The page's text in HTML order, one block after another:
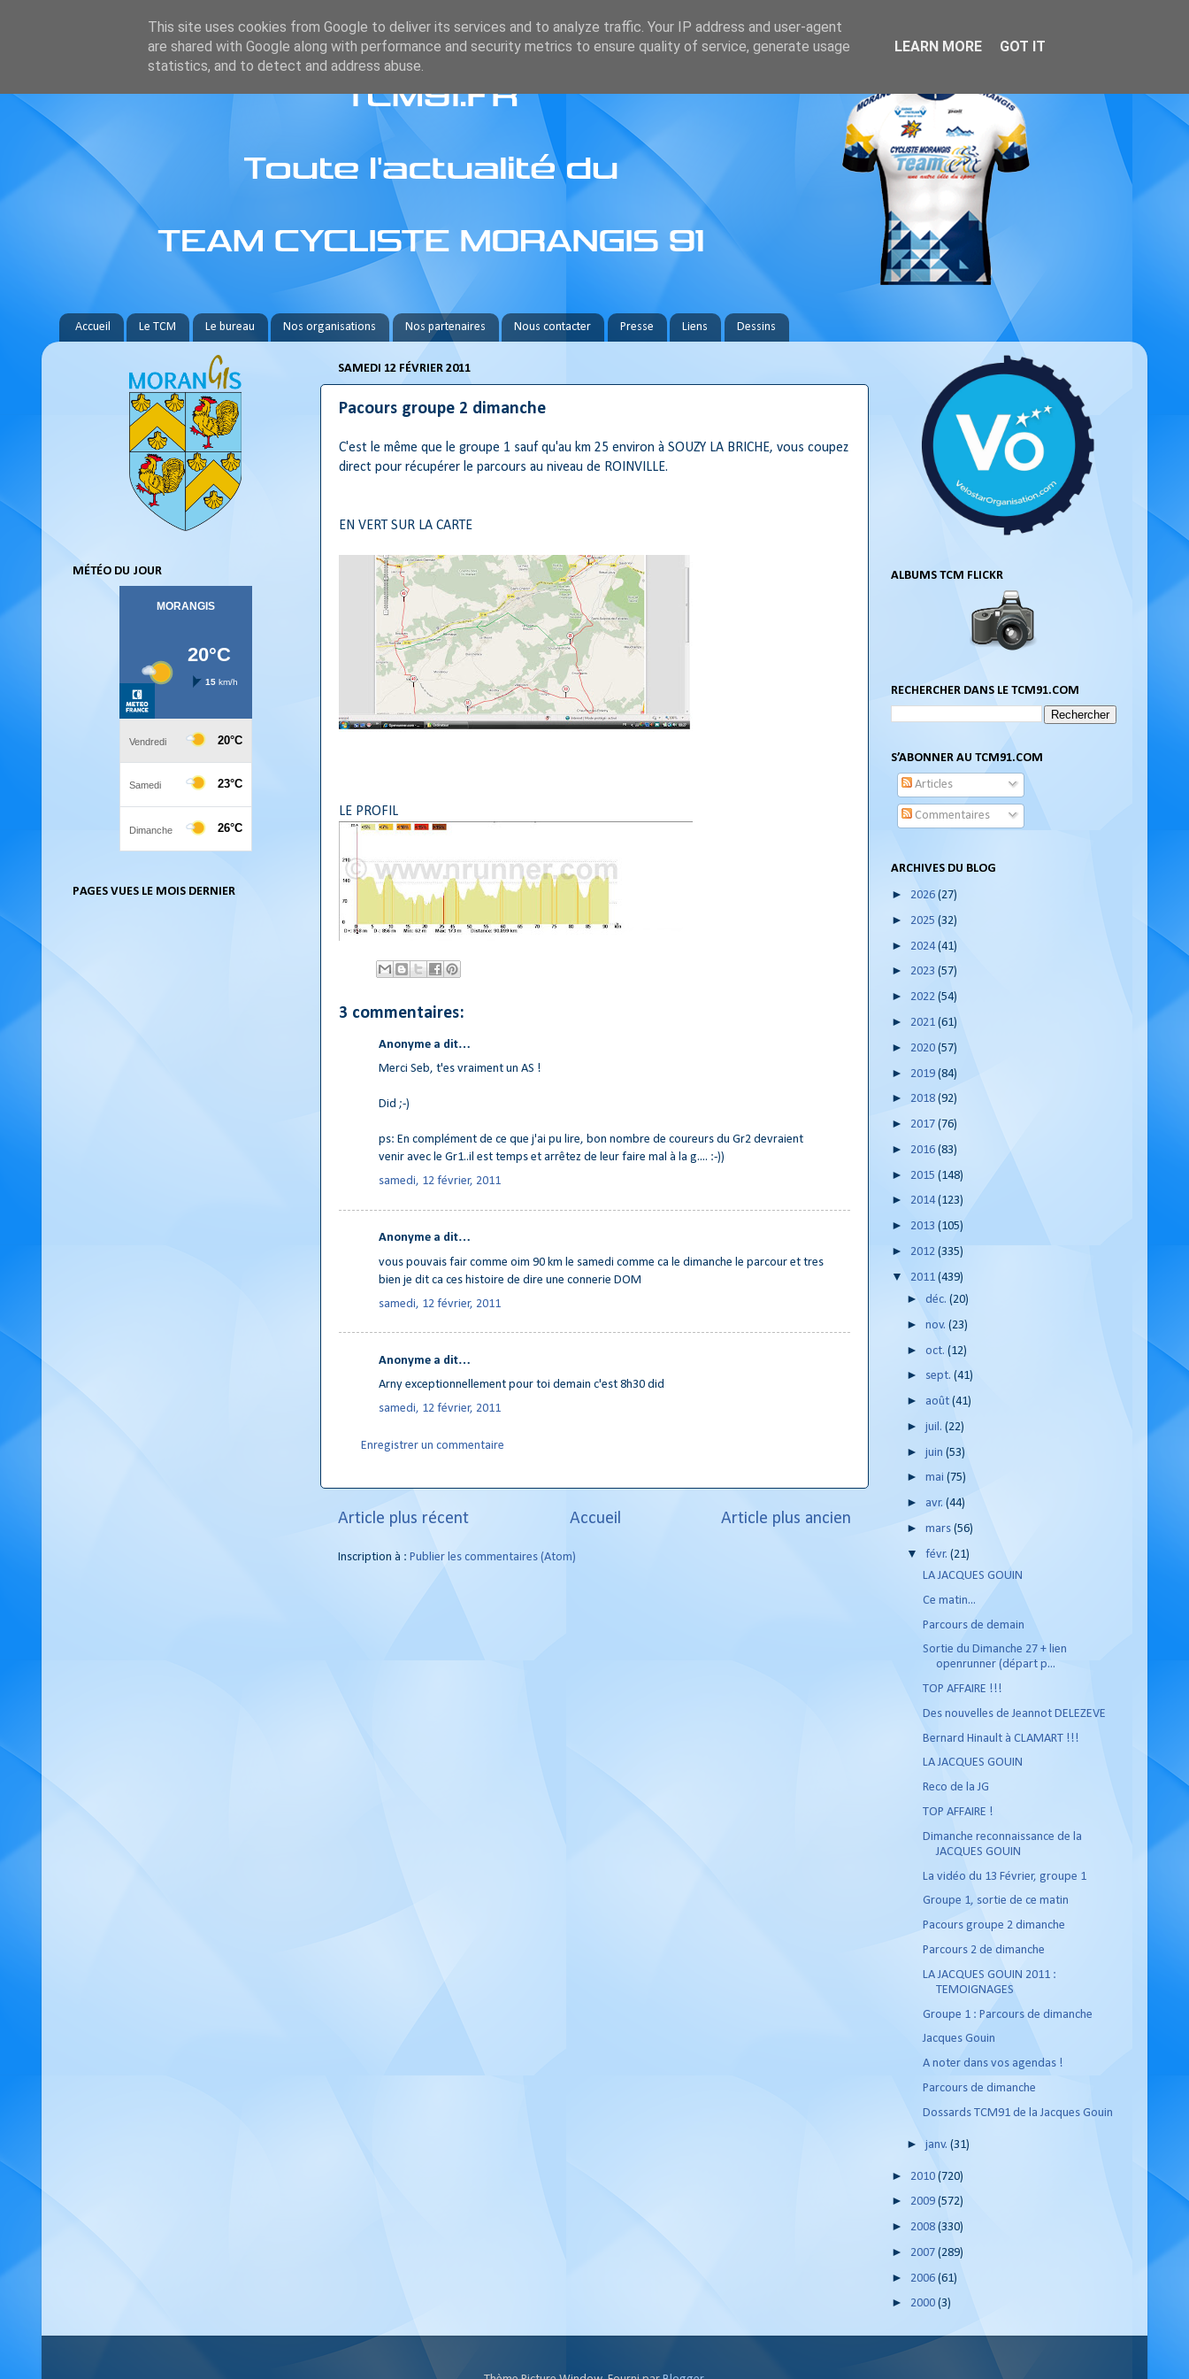
Accueil Le TCM Le bureau Nos organisations Nos partenaires Nous contacter Presse Liens Dessins
SAMEDI 12 FÉVRIER 2011
Pacours groupe 2 dimanche
C'est le même que le groupe 1 sauf qu'au km 25 environ à SOUZY LA BRICHE, vous coupez
direct pour récupérer le parcours au niveau de ROINVILLE.
EN VERT SUR LA CARTE
LE PROFIL
3 commentaires:
Anonyme a dit…
Merci Seb, t'es vraiment un AS !
Did ;-)
ps: En complément de ce que j'ai pu lire, bon nombre de coureurs du Gr2 devraient
venir avec le Gr1..il est temps et arrêtez de leur faire mal à la g.... :-))
samedi, 12 février, 2011
Anonyme a dit…
vous pouvais fair comme oim 90 km le samedi comme ca le dimanche le parcour et tres
bien je dit ca ces histoire de dire une connerie DOM
samedi, 12 février, 2011
Anonyme a dit…
Arny exceptionnellement pour toi demain c'est 8h30 did
samedi, 12 février, 2011
Enregistrer un commentaire
Article plus récent Article plus ancien
Accueil
Inscription à : Publier les commentaires (Atom)
MÉTÉO DU JOUR
PAGES VUES LE MOIS DERNIER
ALBUMS TCM FLICKR
RECHERCHER DANS LE TCM91.COM
S’ABONNER AU TCM91.COM
Articles
Commentaires
ARCHIVES DU BLOG
► 2026 (27)
► 2025 (32)
► 2024(41)
► 2023 (57)
► 2022 (54)
► 2021 (61)
► 2020 (57)
► 2019 (84)
► 2018 (92)
► 2017 (76)
► 2016 (83)
► 2015 (148)
► 2014(123)
► 2013 (105)
► 2012 (335)
▼ 2011 (439)
►déc.(20)
►nov.(23)
►oct.(12)
► sept.(41)
► août(41)
►juil.(22)
►juin(53)
►mai(75)
► avr.(44)
►mars(56)
▼févr.(21)
LA JACQUES GOUIN
Ce matin...
Parcours de demain
Sortie du Dimanche 27 + lien
openrunner (départ p...
TOP AFFAIRE !!!
Des nouvelles de Jeannot DELEZEVE
Bernard Hinault à CLAMART !!!
LA JACQUES GOUIN
Reco de la JG
TOP AFFAIRE !
Dimanche reconnaissance de la
JACQUES GOUIN
La vidéo du 13 Février, groupe 1
Groupe 1, sortie de ce matin
Pacours groupe 2 dimanche
Parcours 2 de dimanche
LA JACQUES GOUIN 2011 :
TEMOIGNAGES
Groupe 1 : Parcours de dimanche
Jacques Gouin
A noter dans vos agendas !
Parcours de dimanche
Dossards TCM91 de la Jacques Gouin
►janv.(31)
► 2010 (720)
► 2009 (572)
► 2008 (330)
► 2007 (289)
► 2006 (61)
► 2000 (3)
This site uses cookies from Google to deliver its services and to analyze traffic. Your IP address and user-agent
are shared with Google along with performance and security metrics to ensure quality of service, generate usage
statistics, and to detect and address abuse.
LEARN MORE GOT IT